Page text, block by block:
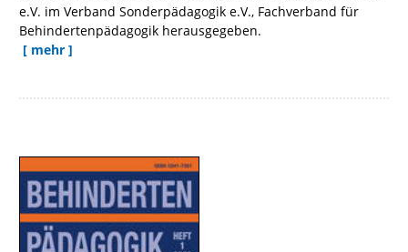
e.V. im Verband Sonderpädagogik e.V., Fachverband für
Behindertenpädagogik herausgegeben.
[ mehr ]